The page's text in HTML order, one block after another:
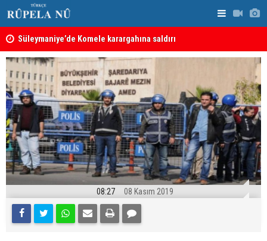
Süleymaniye’de Komele karargahına saldırı
sonuçlar
08:27 08 Kasım 2019